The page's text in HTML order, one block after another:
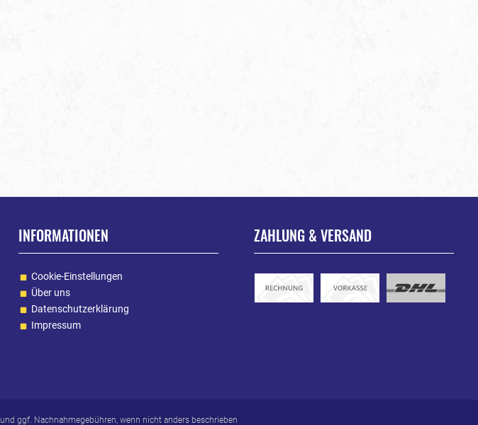
INFORMATIONEN
Cookie-Einstellungen
Über uns
Datenschutzerklärung
Impressum
ZAHLUNG & VERSAND
und ggf. Nachnahmegebühren, wenn nicht anders beschrieben